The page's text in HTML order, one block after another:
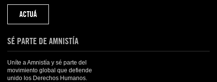
ACTUÁ
SÉ PARTE DE AMNISTÍA
Uníte a Amnistía y sé parte del
movimiento global que defiende
unido los Derechos Humanos.